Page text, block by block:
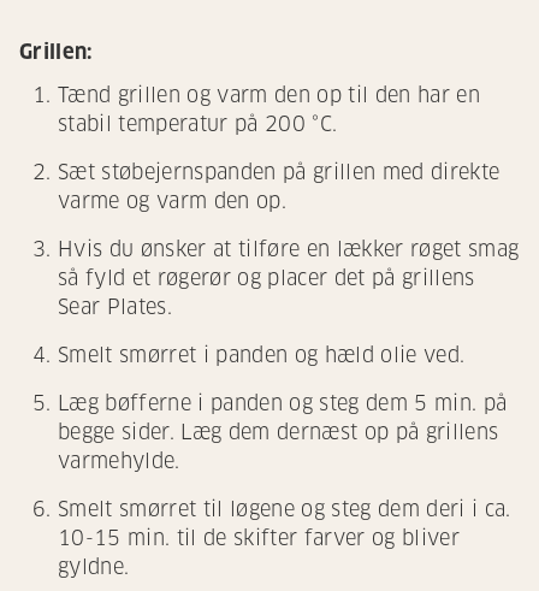
Grillen:
Tænd grillen og varm den op til den har en
stabil temperatur på 200 °C.
Sæt støbejernspanden på grillen med direkte
varme og varm den op.
Hvis du ønsker at tilføre en lækker røget smag
så fyld et røgerør og placer det på grillens
Sear Plates.
Smelt smørret i panden og hæld olie ved.
Læg bøfferne i panden og steg dem 5 min. på
begge sider. Læg dem dernæst op på grillens
varmehylde.
Smelt smørret til løgene og steg dem deri i ca.
10-15 min. til de skifter farver og bliver
gyldne.